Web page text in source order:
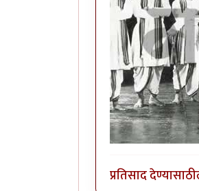
प्रतिसाद देण्यासाठी